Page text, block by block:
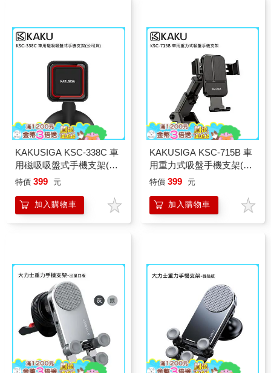
KAKUSIGA KSC-338C 車
用磁吸吸盤式手機支架(公
司貨)
特價 399 元
加入購物車
KAKUSIGA KSC-715B 車
用重力式吸盤手機支架(公
司貨)-可伸縮
特價 399 元
加入購物車